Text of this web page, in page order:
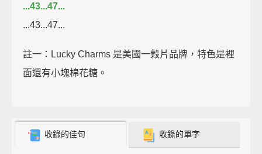
...43...47...
...43...47...
註一：Lucky Charms 是美國一穀片品牌，特色是裡
面還有小塊棉花糖。
收錄的佳句 收錄的單字